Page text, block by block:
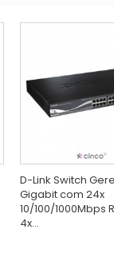
D-Link Switch
Gigabit com 24x
10/100/1000Mbps
4x...